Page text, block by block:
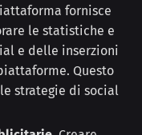
fornisce
le statistiche e
e delle inserzioni
Questo
strategie di social